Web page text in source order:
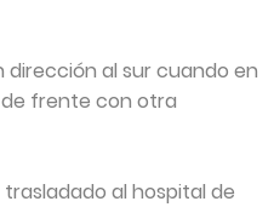
dirección al sur cuando en
frente con otra
al hospital de